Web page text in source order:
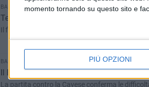
momento tornando su questo sito e
PIÙ OPZIONI
BARI - 25 FEBBRAIO 2020
Ternana-Bari, arbitra Alberto Santoro di
Il fischietto siciliano sarà coadiuvato da
BARI - 24 FEBBRAIO 2020
Il Bari alle prese col mal di trasferta, il
La partita contro la Cavese conferma le